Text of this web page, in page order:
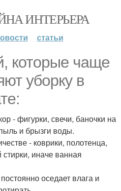
ИНТЕРЬЕРА
статьи
которые чаще
уборку в
- фигурки, свечи, баночки на
и брызги воды.
- коврики, полотенца,
стирки, иначе ванная
оседает влага и